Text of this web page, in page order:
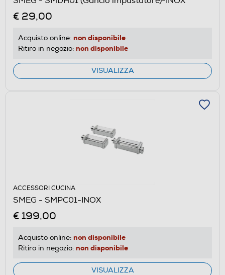
€ 29,00
Acquisto online: non disponibile
Ritiro in negozio: non disponibile
VISUALIZZA
ACCESSORI CUCINA
SMEG - SMPC01-INOX
€ 199,00
Acquisto online: non disponibile
Ritiro in negozio: non disponibile
VISUALIZZA